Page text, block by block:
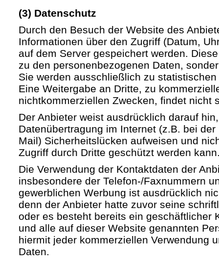
(3) Datenschutz
Durch den Besuch der Website des
Informationen über den Zugriff (Datum,
auf dem Server gespeichert werden.
zu den personenbezogenen Daten,
Sie werden ausschließlich zu
Eine Weitergabe an Dritte, zu
nichtkommerziellen Zwecken, findet nicht
Der Anbieter weist ausdrücklich darauf
Datenübertragung im Internet (z.B. bei
Mail) Sicherheitslücken aufweisen und
Zugriff durch Dritte geschützt werden
Die Verwendung der Kontaktdaten der
insbesondere der Telefon-/Faxnummern
gewerblichen Werbung ist ausdrücklich
denn der Anbieter hatte zuvor seine
oder es besteht bereits ein geschäftlicher
und alle auf dieser Website genannten
hiermit jeder kommerziellen Verwendung
Daten.